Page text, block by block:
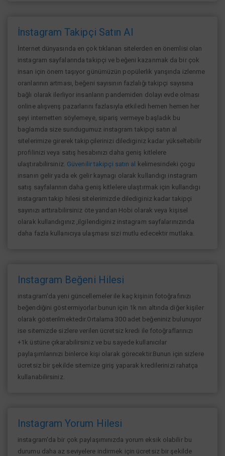
İnstagram Takipçi Satın Al
İnternet dünyasında en çok tıklanan sitelerden en önemlisi olan
instagram sayfalarında takipçi ve beğeni kazanmak da bir çok
insan için önem taşıyor günümüzün popülerlik yarışında izlenme
oranlarının artması, beğeni sayısının fazlalığı takipçi sayısına
bağlı olarak ilerliyor insanların pandemiden dolayı evde olması
online alışverış pazarlarını fazlasıyla etkiledi hemen hemen her
şeyi internetten söylemeye, sipariş vermeye başladık bu
baglamda size sundugumuz instagram takipçi satın al
sitelerimize girerek takipçilerinizi dilediginiz kadar yükseltebilir
profilinizi veya satış hesabınızı daha geniş kitlelere
ulaştırabilirsiniz. Güvenilir takipçi satın al
kelimesindeki çogu
insanın gelir yada ek gelir kaynagı olarak kullandıgı instagram
satış sayfalarının daha geniş kitlelere ulaştırmak için kullandıgı
instagram takip hilesi sitelerimizde dilediginiz kadar takipçi
sayınızı arttırabilirsiniz öte yandan Hobi olarak veya kişisel
olarak kullandıgınız ,ilgilendiginiz instagram sayfalarınızında
daha fazla kullanıcıya ulaşması sizi mutlu edecektir mutlaka.
Instagram Beğeni Hilesi
instagram'da yeni güncellemeler ile kaç kişinin fotoğrafınızı
beğendiğini göstermiyorlar bunun için 1k nın altında diğer kişiler
olarak gösterilmektedir.Ortalama 300 adet beğeniniz bulunuyor
ise sitemizde sizlere verilen ücretsiz kredi ile fotoğraflarınızı
+1k üstüne çıkarabilirsiniz ve bu sayede kullanıcılar
paylaşımlarınızı binlerce kişi olarak görecektir.Bunun için sizlere
ücretsiz bir şekilde sitemize giriş yaparak kredilerinizi rahatça
kullanabilirsiniz.
Instagram Yorum Hilesi
instagram'da bir çok paylaşımınızda yorum eksik olabilir bu
durumu daha az seviyelere indirmek için ücretsiz bir şekilde